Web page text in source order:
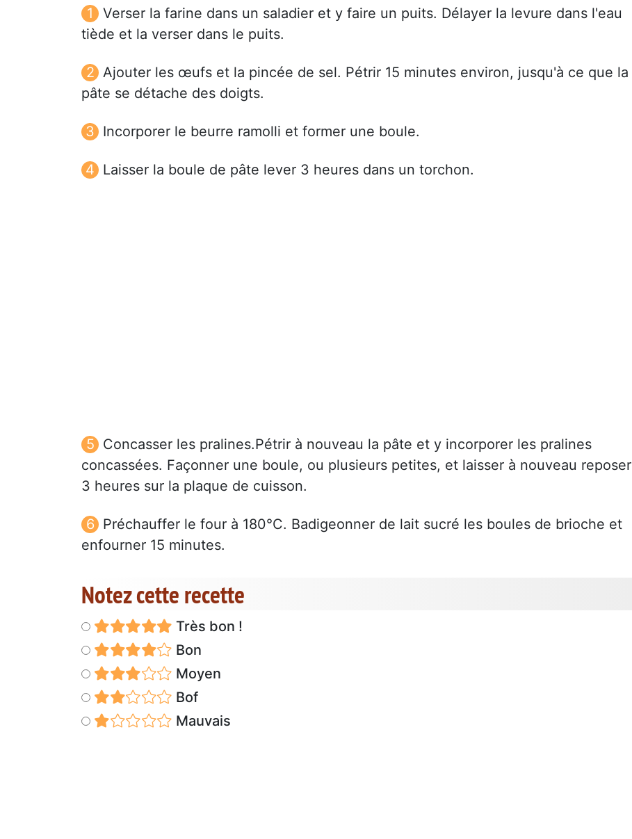
Verser la farine dans un saladier et y faire un puits. Délayer la levure dans l'eau
tiède et la verser dans le puits.
Ajouter les œufs et la pincée de sel. Pétrir 15 minutes environ, jusqu'à ce que la
pâte se détache des doigts.
Incorporer le beurre ramolli et former une boule.
Laisser la boule de pâte lever 3 heures dans un torchon.
Concasser les pralines.Pétrir à nouveau la pâte et y incorporer les pralines
concassées. Façonner une boule, ou plusieurs petites, et laisser à nouveau reposer
3 heures sur la plaque de cuisson.
Préchauffer le four à 180°C. Badigeonner de lait sucré les boules de brioche et
enfourner 15 minutes.
Notez cette recette
Très bon !
Bon
Moyen
Bof
Mauvais